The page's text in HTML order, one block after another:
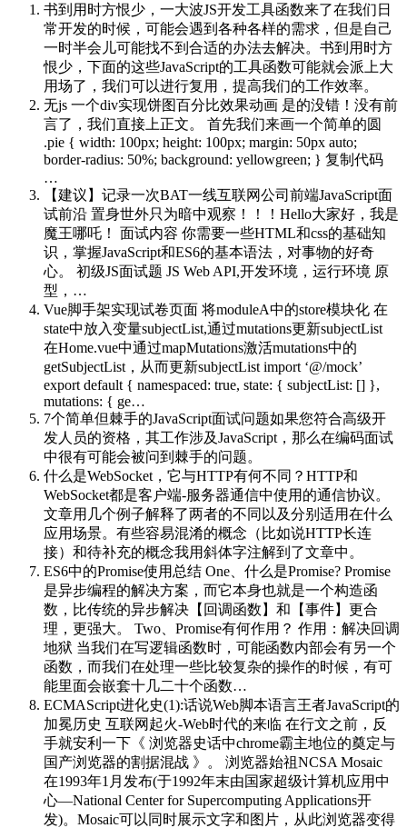
书到用时方恨少，一大波JS开发工具函数来了在我们日
常开发的时候，可能会遇到各种各样的需求，但是自己
一时半会儿可能找不到合适的办法去解决。书到用时方
恨少，下面的这些JavaScript的工具函数可能就会派上大
用场了，我们可以进行复用，提高我们的工作效率。
无js 一个div实现饼图百分比效果动画 是的没错！没有前
言了，我们直接上正文。 首先我们来画一个简单的圆
.pie { width: 100px; height: 100px; margin: 50px auto;
border-radius: 50%; background: yellowgreen; } 复制代码
…
【建议】记录一次BAT一线互联网公司前端JavaScript面
试前沿 置身世外只为暗中观察！！！Hello大家好，我是
魔王哪吒！ 面试内容 你需要一些HTML和css的基础知
识，掌握JavaScript和ES6的基本语法，对事物的好奇
心。 初级JS面试题 JS Web API,开发环境，运行环境 原
型，…
Vue脚手架实现试卷页面 将moduleA中的store模块化 在
state中放入变量subjectList,通过mutations更新subjectList
在Home.vue中通过mapMutations激活mutations中的
getSubjectList，从而更新subjectList import ‘@/mock’
export default { namespaced: true, state: { subjectList: [] },
mutations: { ge…
7个简单但棘手的JavaScript面试问题如果您符合高级开
发人员的资格，其工作涉及JavaScript，那么在编码面试
中很有可能会被问到棘手的问题。
什么是WebSocket，它与HTTP有何不同？ HTTP和
WebSocket都是客户端-服务器通信中使用的通信协议。
文章用几个例子解释了两者的不同以及分别适用在什么
应用场景。有些容易混淆的概念（比如说HTTP长连
接）和待补充的概念我用斜体字注解到了文章中。
ES6中的Promise使用总结 One、什么是Promise? Promise
是异步编程的解决方案，而它本身也就是一个构造函
数，比传统的异步解决【回调函数】和【事件】更合
理，更强大。 Two、Promise有何作用？ 作用：解决回调
地狱 当我们在写逻辑函数时，可能函数内部会有另一个
函数，而我们在处理一些比较复杂的操作的时候，有可
能里面会嵌套十几二十个函数…
ECMAScript进化史(1):​话说Web脚本语言王者JavaScript的
加冕历史 互联网起火-Web时代的来临 在行文之前，反
手就安利一下《 浏览器史话中chrome霸主地位的奠定与
国产浏览器的割据混战 》。 浏览器始祖NCSA Mosaic
在1993年1月发布(于1992年末由国家超级计算机应用中
心—National Center for Supercomputing Applications开
发)。Mosaic可以同时展示文字和图片，从此浏览器变得